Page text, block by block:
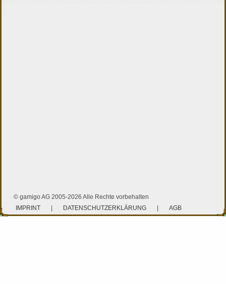
© gamigo AG 2005-2026 Alle Rechte vorbehalten
IMPRINT
DATENSCHUTZERKLÄRUNG AGB